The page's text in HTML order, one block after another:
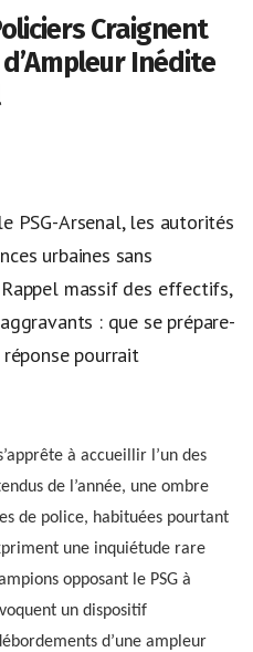
Craignent
Inédite
PSG-Arsenal, les autorités
urbaines sans
massif des effectifs,
: que se prépare-
pourrait
à accueillir l’un des
de l’année, une ombre
de police, habituées pourtant
une inquiétude rare
opposant le PSG à
un dispositif
d’une ampleur